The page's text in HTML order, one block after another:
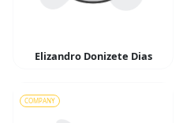
Elizandro Donizete Dias
COMPANY